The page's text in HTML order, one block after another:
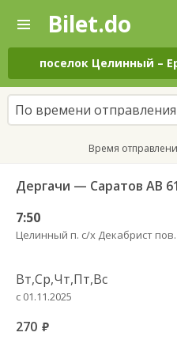
—
Поиск
и
покупка
билетов
на
автобус
онлайн
Bilet.do
поселок Целинный –
По времени отправления
Время
Дергачи — Саратов АВ
7:50
Целинный п. с/х Декабрист пов.
Вт,Ср,Чт,Пт,Вс
с 01.11.2025
270 руб.